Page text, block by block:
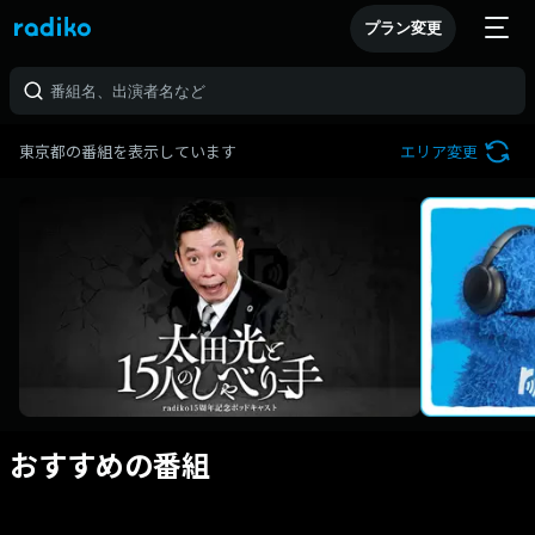
プラン変更
東京都の番組を表示しています エリア変更
おすすめの番組